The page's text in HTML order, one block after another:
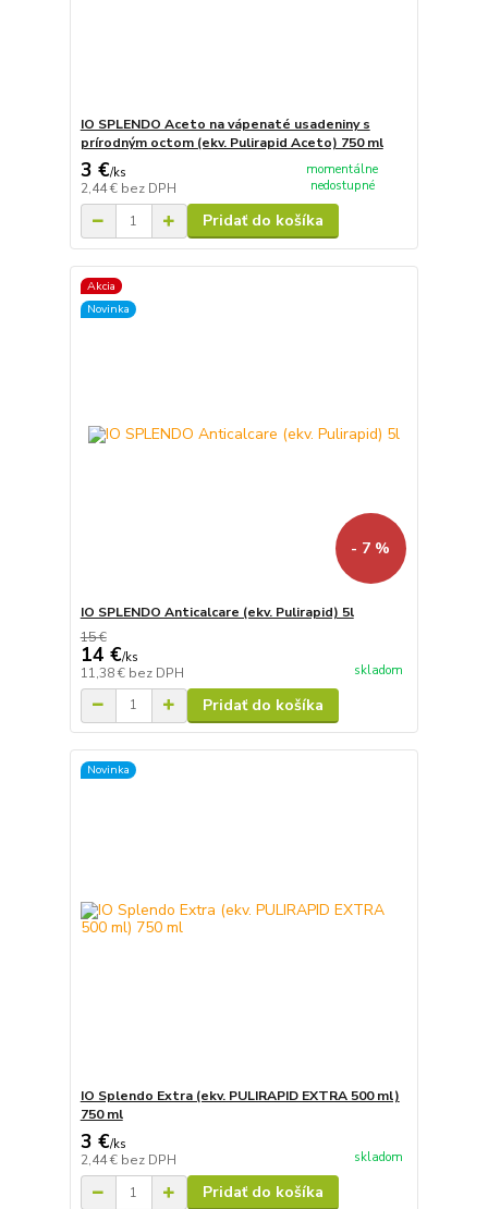
IO SPLENDO Aceto na vápenaté usadeniny s
prírodným octom (ekv. Pulirapid Aceto) 750 ml
3 €/ks
2,44 € bez DPH
momentálne
nedostupné
Pridať do košíka
Akcia
Novinka
- 7 %
IO SPLENDO Anticalcare (ekv. Pulirapid) 5l
15 €
14 €/ks
11,38 € bez DPH skladom
Pridať do košíka
Novinka
IO Splendo Extra (ekv. PULIRAPID EXTRA 500 ml)
750 ml
3 €/ks
2,44 € bez DPH skladom
Pridať do košíka